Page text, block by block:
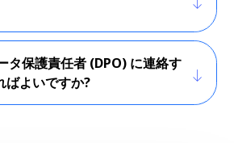
タ保護責任者 (DPO) に連絡す
ばよいですか?